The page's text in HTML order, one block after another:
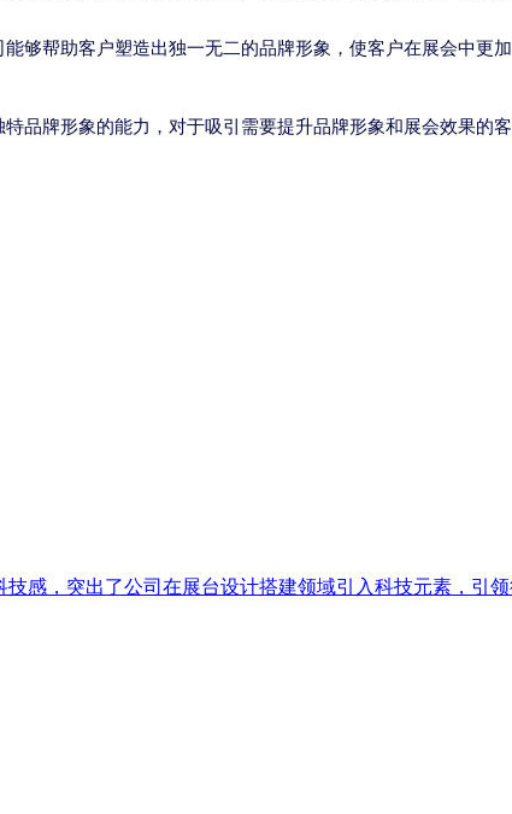
够帮助客户塑造出独一无二的品牌形象，使客户在展会中更
牌形象的能力，对于吸引需要提升品牌形象和展会效果的客
，突出了公司在展台设计搭建领域引入科技元素，引领